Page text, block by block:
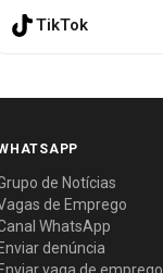
TikTok
de Notícias
de Emprego
WhatsApp
Enviar denúncia